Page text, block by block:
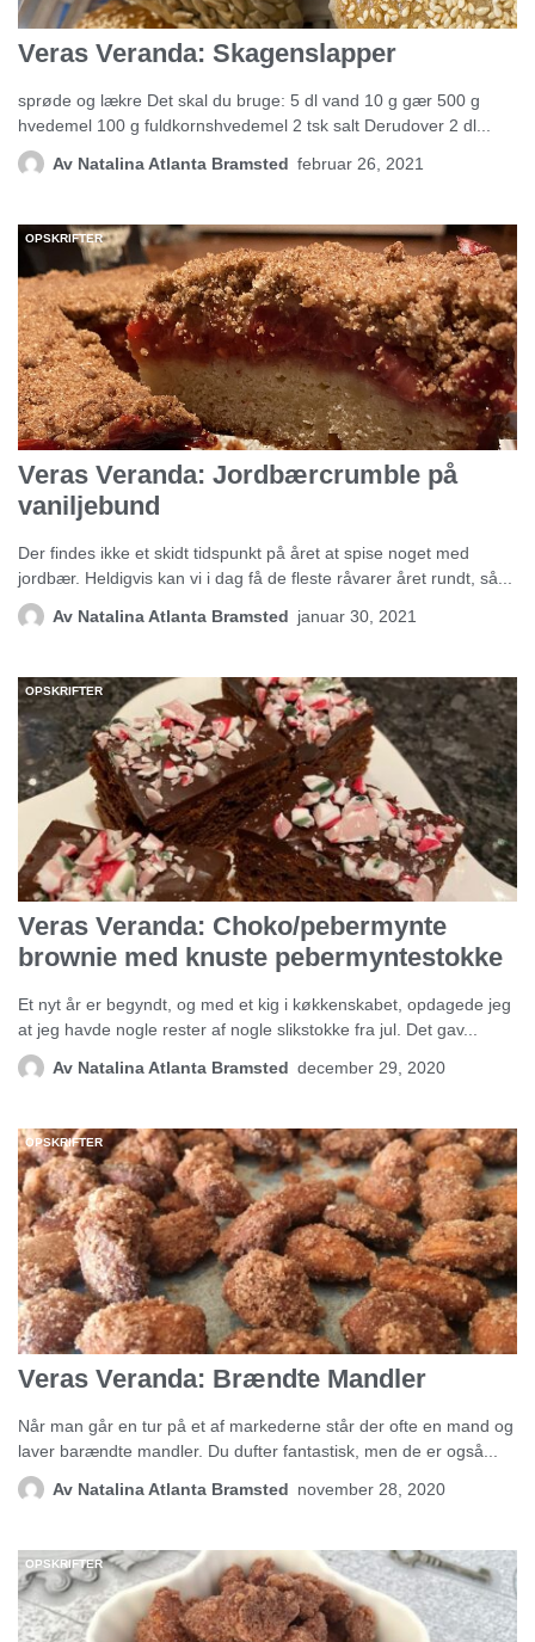
Veras Veranda: Skagenslapper
sprøde og lækre Det skal du bruge: 5 dl vand 10 g gær 500 g
hvedemel 100 g fuldkornshvedemel 2 tsk salt Derudover 2 dl...
Av Natalina Atlanta Bramsted februar 26, 2021
OPSKRIFTER
Veras Veranda: Jordbærcrumble på
vaniljebund
Der findes ikke et skidt tidspunkt på året at spise noget med
jordbær. Heldigvis kan vi i dag få de fleste råvarer året rundt, så...
Av Natalina Atlanta Bramsted januar 30, 2021
OPSKRIFTER
Veras Veranda: Choko/pebermynte
brownie med knuste pebermyntestokke
Et nyt år er begyndt, og med et kig i køkkenskabet, opdagede jeg
at jeg havde nogle rester af nogle slikstokke fra jul. Det gav...
Av Natalina Atlanta Bramsted december 29, 2020
OPSKRIFTER
Veras Veranda: Brændte Mandler
Når man går en tur på et af markederne står der ofte en mand og
laver barændte mandler. Du dufter fantastisk, men de er også...
Av Natalina Atlanta Bramsted november 28, 2020
OPSKRIFTER